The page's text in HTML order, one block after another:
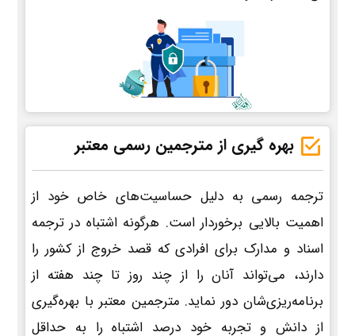
بهره گیری از مترجمین رسمی معتبر
ترجمه رسمی به دلیل حساسیت‌های خاص خود از
اهمیت بالایی برخوردار است. هرگونه اشتباه در ترجمه
اسناد و مدارک برای افرادی که قصد خروج از کشور را
دارند، می‌تواند آنان را از چند روز تا چند هفته از
برنامه‌ریزی‌شان دور نماید. مترجمین معتبر با بهره‌گیری
از دانش و تجربه خود درصد اشتباه را به حداقل